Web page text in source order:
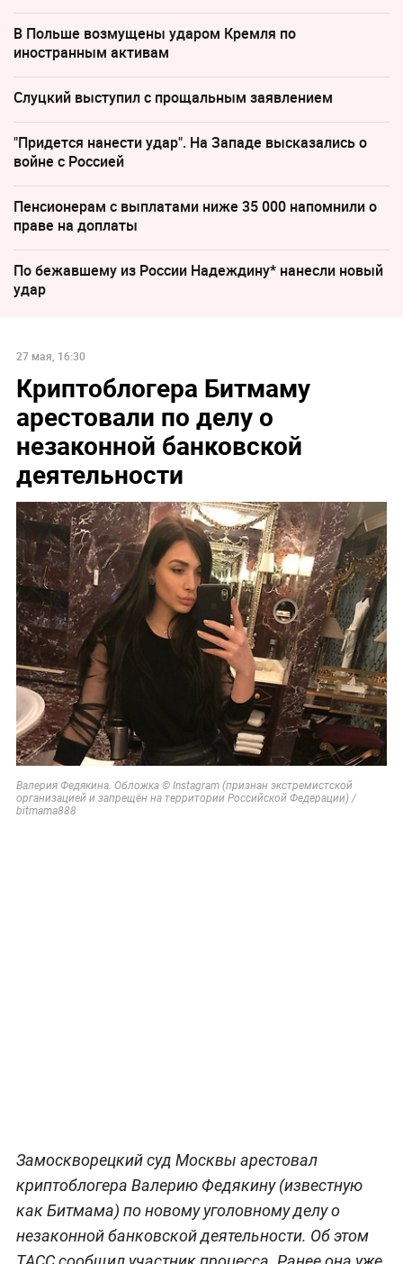
В Польше возмущены ударом Кремля по
иностранным активам
Слуцкий выступил с прощальным заявлением
"Придется нанести удар". На Западе высказались о
войне с Россией
Пенсионерам с выплатами ниже 35 000 напомнили о
праве на доплаты
По бежавшему из России Надеждину* нанесли новый
удар
27 мая, 16:30
Криптоблогера Битмаму
арестовали по делу о
незаконной банковской
деятельности
Валерия Федякина. Обложка © Instagram (признан экстремистской
организацией и запрещён на территории Российской Федерации) /
bitmama888
Замоскворецкий суд Москвы арестовал
криптоблогера Валерию Федякину (известную
как Битмама) по новому уголовному делу о
незаконной банковской деятельности. Об этом